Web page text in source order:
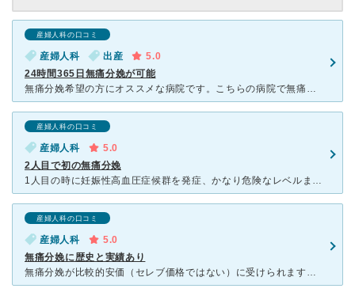
産婦人科の口コミ
産婦人科 出産
5.0
24時間365日無痛分娩が可能
無痛分娩希望の方にオススメな病院です。こちらの病院で無痛分娩希望の場合、隣の教会通りクリニックの婦人科にて妊娠判定を行なってもらうとスムーズです。計画分娩の入院時から痛みを感じる時間はほぼなく出産でき
産婦人科の口コミ
産婦人科
5.0
2人目で初の無痛分娩
1人目の時に妊娠性高血圧症候群を発症、かなり危険なレベルまで血圧上昇し陣痛促進剤、降圧剤を使い吸引分娩、と大変な思いをしました。2人目以降も発症する可能性があることを懸念して無痛分娩を考えていたところ
産婦人科の口コミ
産婦人科
5.0
無痛分娩に歴史と実績あり
無痛分娩が比較的安価（セレブ価格ではない）に受けられます。無痛分娩の歴史も長く、年間実施数も多いので安心です。 先生はいつも忙しそうですが、不明点は聞けばきちんと教えてくださいます。 無痛分娩は、